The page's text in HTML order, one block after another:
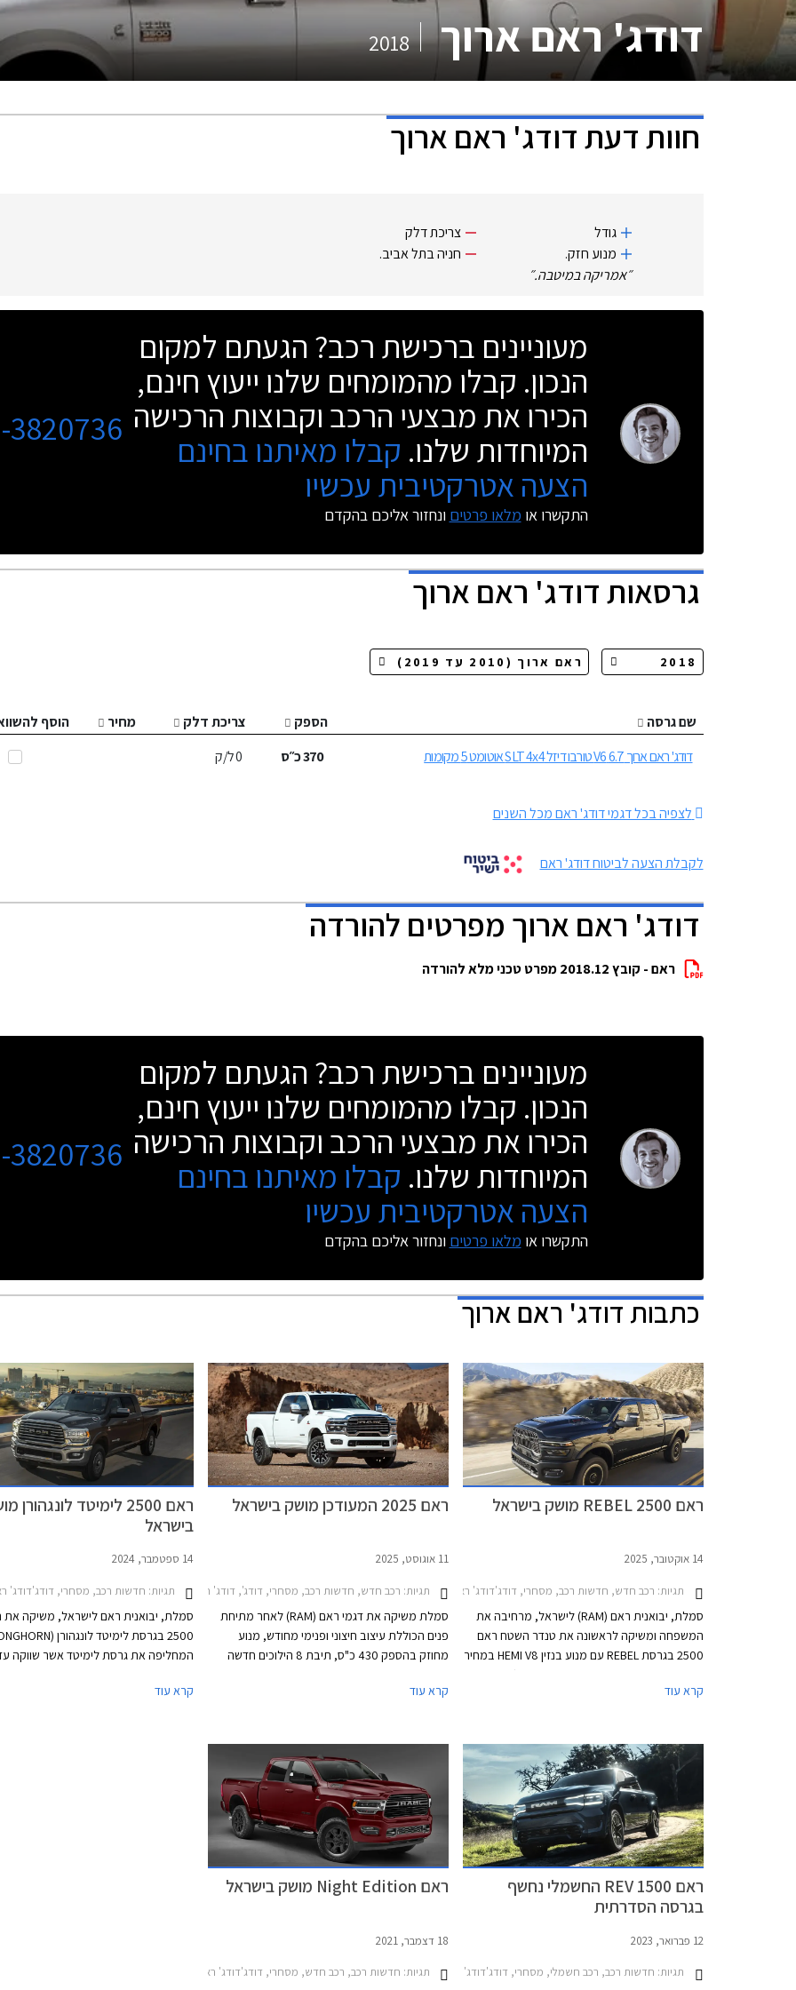
דודג' ראם ארוך 2018
חוות דעתדודג' ראם ארוך
גודל
מנוע חזק.
צריכת דלק
חניה בתל אביב.
״אמריקה במיטבה.״
מעוניינים ברכישת רכב? הגעתם למקום
הנכון. קבלו מהמומחים שלנו ייעוץ חינם,
הכירו את מבצעי הרכב וקבוצות הרכישה
המיוחדות שלנו. קבלו מאיתנו בחינם
הצעה אטרקטיבית עכשיו
התקשרו או מלאו פרטים ונחזור אליכם בהקדם
3820736
גרסאותדודג' ראם ארוך
שם גרסה הספק צריכת דלק מחיר
הוסף
דודג' ראם ארוך 6.7 V6 טורבו דיזל SLT 4x4 אוטומט 5 מקומות
370כ״ס 0ל/ק
לצפיה בכל דגמי דודג' ראם מכל השנים
לקבלת הצעה לביטוח דודג' ראם
דודג' ראם ארוך מפרטים להורדה
ראם - קובץ 2018.12 מפרט טכני מלא להורדה
מעוניינים ברכישת רכב? הגעתם למקום
הנכון. קבלו מהמומחים שלנו ייעוץ חינם,
הכירו את מבצעי הרכב וקבוצות הרכישה
המיוחדות שלנו. קבלו מאיתנו בחינם
הצעה אטרקטיבית עכשיו
התקשרו או מלאו פרטים ונחזור אליכם בהקדם
3820736
כתבותדודג' ראם ארוך
ראם REBEL 2500 מושק בישראל
14 אוקטובר, 2025
תגיות: רכב חדש, חדשות רכב, מסחרי, דודג'דודג' ראם 2025-2026
סמלת, יבואנית ראם (RAM) לישראל, מרחיבה את
המשפחה ומשיקה לראשונה את טנדר השטח ראם
2500 בגרסת REBEL עם מנוע בנזין HEMI V8 במחיר
₪ כולל מע"מ).
קרא עוד
ראם 2025 המעודכן מושק בישראל
11 אוגוסט, 2025
תגיות: רכב חדש, חדשות רכב, מסחרי, דודג', דודג' ראם קצר 2019-2025דודג' ראם 2025-2026
סמלת משיקה את דגמי ראם (RAM) לאחר מתיחת
פנים הכוללת עיצוב חיצוני ופנימי מחודש, מנוע
מחוזק בהספק 430 כ"ס, תיבת 8 הילוכים חדשה
קרא עוד
ראם 2500 לימיטד לונגהורן
בישראל
14 ספטמבר, 2024
תגיות: חדשות רכב, מסחרי, דודג'דודג' ראם קצר
סמלת, יבואנית ראם לישראל, משיקה את
המחליפה את גרסת לימיטד אשר שווקה
קרא עוד
ראם 1500 REV החשמלי נחשף
בגרסה הסדרתית
12 פברואר, 2023
תגיות: חדשות רכב, רכב חשמלי, מסחרי, דודג'דודג' ראם קצר 2010-2019
ראם Night Edition מושק בישראל
18 דצמבר, 2021
תגיות: חדשות רכב, רכב חדש, מסחרי, דודג'דודג' ראם קצר 2019-2025